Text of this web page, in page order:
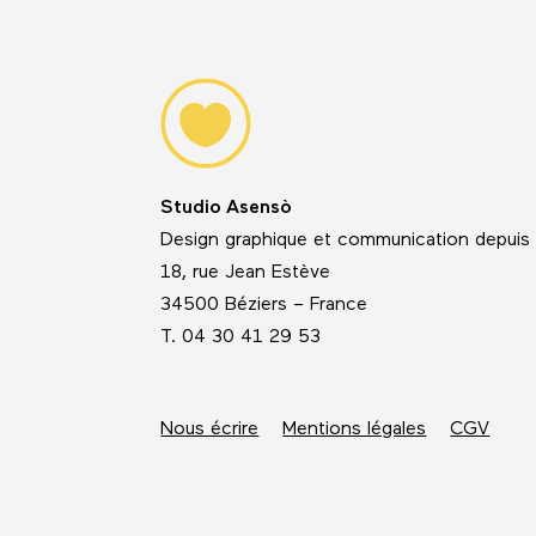
Studio Asensò
Design graphique et communication
18, rue Jean Estève
34500 Béziers – France
T. 04 30 41 29 53
Nous écrire Mentions légales CGV